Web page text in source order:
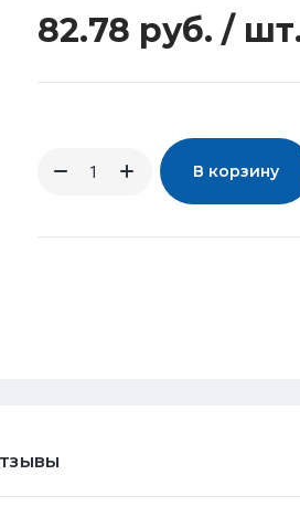
82.78 руб. /
В корзину